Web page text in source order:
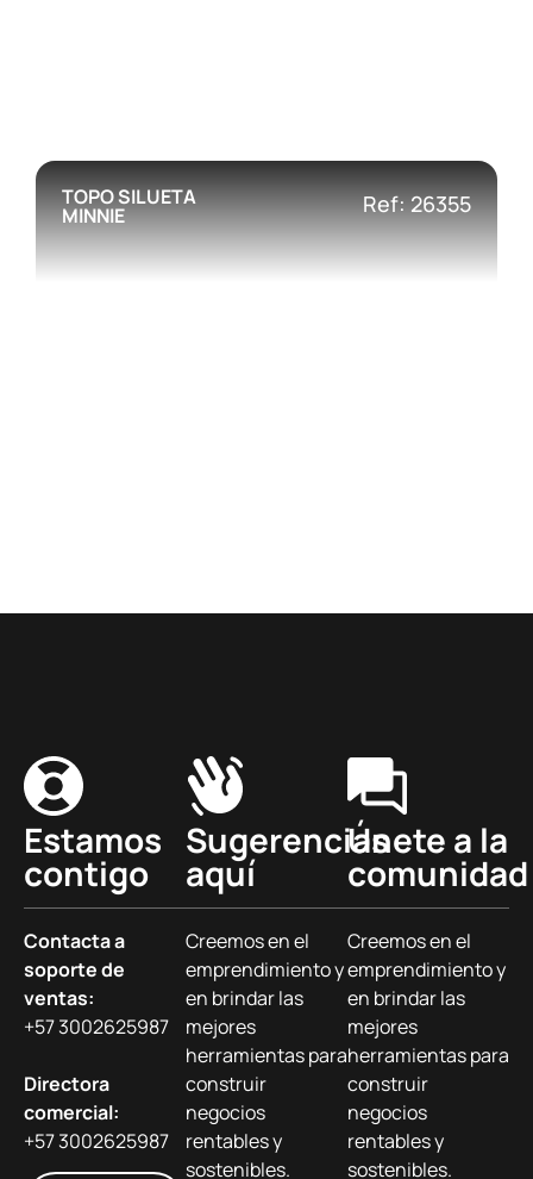
TOPO SILUETA
MINNIE Ref: 26355
Estamos
contigo
Contacta a
soporte de
ventas:
+57 3002625987
Directora
comercial:
+57 3002625987
Sugerencias
aquí
Creemos en el
emprendimiento y
en brindar las
mejores
herramientas para
construir
negocios
rentables y
sostenibles.
Únete a la
comunidad
Creemos en el
emprendimiento y
en brindar las
mejores
herramientas para
construir
negocios
rentables y
sostenibles.